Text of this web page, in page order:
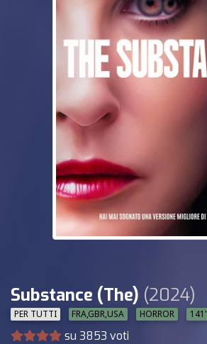
Substance (The) (2024)
PER TUTTI FRA,GBR,USA HORROR 141'
su 3853 voti